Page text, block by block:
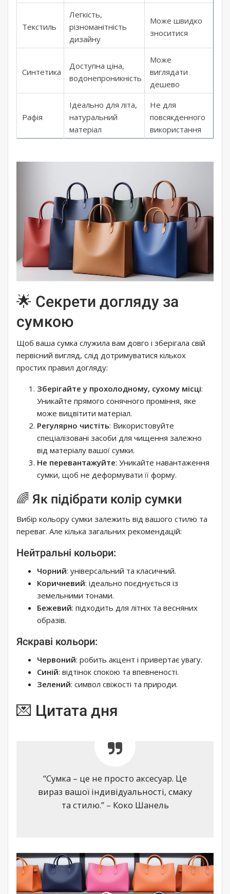
Текстиль
Легкість,
різноманітність
дизайну
Може швидко
зноситися
Синтетика
Доступна ціна,
водонепроникність
Може
виглядати
дешево
Рафія
Ідеально для літа,
натуральний
матеріал
Не для
повсякденного
використання
🌟 Секрети догляду за
сумкою
Щоб ваша сумка служила вам довго і зберігала свій
первісний вигляд, слід дотримуватися кількох
простих правил догляду:
Зберігайте у прохолодному, сухому місці:
Уникайте прямого сонячного проміння, яке
може вицвітити матеріал.
Регулярно чистіть: Використовуйте
спеціалізовані засоби для чищення залежно
від матеріалу вашої сумки.
Не перевантажуйте: Уникайте навантаження
сумки, щоб не деформувати її форму.
🌈 Як підібрати колір сумки
Вибір кольору сумки залежить від вашого стилю та
переваг. Але кілька загальних рекомендацій:
Нейтральні кольори:
Чорний: універсальний та класичний.
Коричневий: ідеально поєднується із
земельними тонами.
Бежевий: підходить для літніх та весняних
образів.
Яскраві кольори:
Червоний: робить акцент і привертає увагу.
Синій: відтінок спокою та впевненості.
Зелений: символ свіжості та природи.
💌 Цитата дня
“Сумка – це не просто аксесуар. Це
вираз вашої індивідуальності, смаку
та стилю.” – Коко Шанель